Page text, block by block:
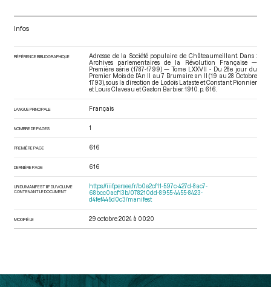
Infos
RÉFÉRENCE BIBLIOGRAPHIQUE
Adresse de la Société populaire de Châteaumeillant. Dans :
Archives parlementaires de la Révolution Française —
Première série (1787-1799) — Tome LXXVII - Du 28e jour du
Premier Mois de l’An II au 7 Brumaire an II (19 au 28 Octobre
1793) , sous la direction de Lodoïs Lataste et Constant Pionnier
et Louis Claveau et Gaston Barbier. 1910. p. 616.
LANGUE PRINCIPALE Français
NOMBRE DE PAGES 1
PREMIÈRE PAGE 616
DERNIÈRE PAGE 616
URI DU MANIFEST IIIF DU VOLUME
CONTENANT LE DOCUMENT
https://iiif.persee.fr/b0e2cf11-597c-427d-8ac7-
68bcc0acf13b/078210dd-8955-4455-8423-
d4fef445d0c3/manifest
MODIFIÉ LE 29 octobre 2024 à 00:20